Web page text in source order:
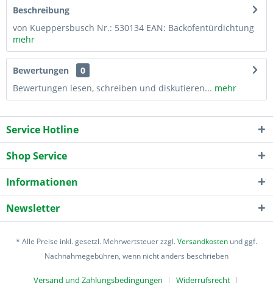
Beschreibung
von Kueppersbusch Nr.: 530134 EAN: Backofentürdichtung
mehr
Bewertungen
0
Bewertungen lesen, schreiben und diskutieren... mehr
Service Hotline
Shop Service
Informationen
Newsletter
* Alle Preise inkl. gesetzl. Mehrwertsteuer zzgl.Versandkosten und ggf.
Nachnahmegebühren, wenn nicht anders beschrieben
Versand und Zahlungsbedingungen Widerrufsrecht